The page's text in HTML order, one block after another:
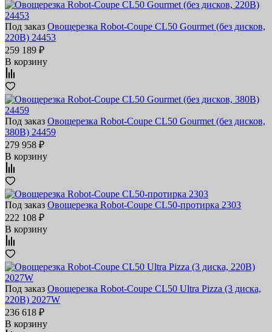
Под заказ Овощерезка Robot-Coupe CL50 Gourmet (без дисков,
220В) 24453
259 189 ₽
В корзину
Под заказ Овощерезка Robot-Coupe CL50 Gourmet (без дисков,
380В) 24459
279 958 ₽
В корзину
Под заказ Овощерезка Robot-Coupe CL50-протирка 2303
222 108 ₽
В корзину
Под заказ Овощерезка Robot-Coupe CL50 Ultra Pizza (3 диска,
220В) 2027W
236 618 ₽
В корзину